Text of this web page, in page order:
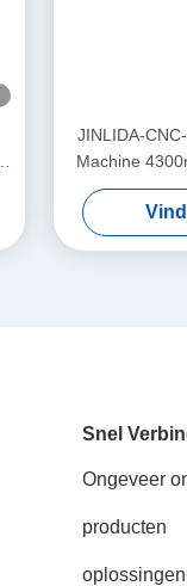
JINLIDA-
Machine
Driven
Snel
Ongeveer
producten
oplossingen